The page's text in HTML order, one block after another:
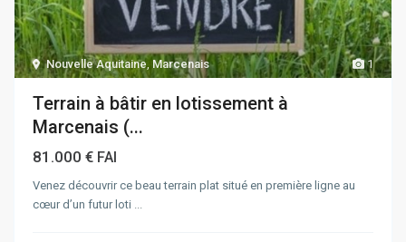
1
Nouvelle Aquitaine Marcenais
Terrain à bâtir en lotissement à
Marcenais (...
81.000 € FAI
Venez découvrir ce beau terrain plat situé en première ligne au
cœur d’un futur loti